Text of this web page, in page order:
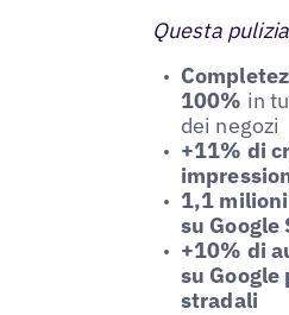
Questa
100% in
dei negozi
+11% di
1,1
su Google
+10% di
su
stradali